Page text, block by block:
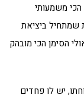
משמעותי
שמתחיל ביציאת
הסימן הכי מובהק
יש לו פחדים